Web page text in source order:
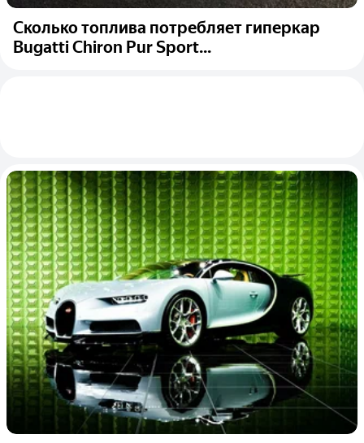
Сколько топлива потребляет гиперкар
Bugatti Chiron Pur Sport...